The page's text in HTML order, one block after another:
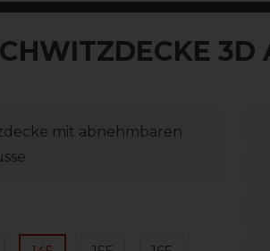
3D
mit abnehmbaren